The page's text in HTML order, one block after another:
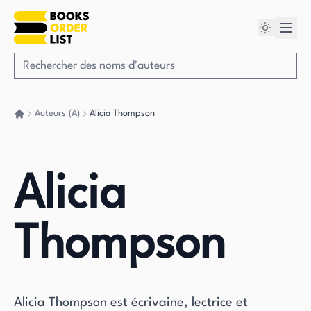
Auteurs (A) Alicia Thompson
Alicia
Thompson
Alicia Thompson est écrivaine, lectrice et